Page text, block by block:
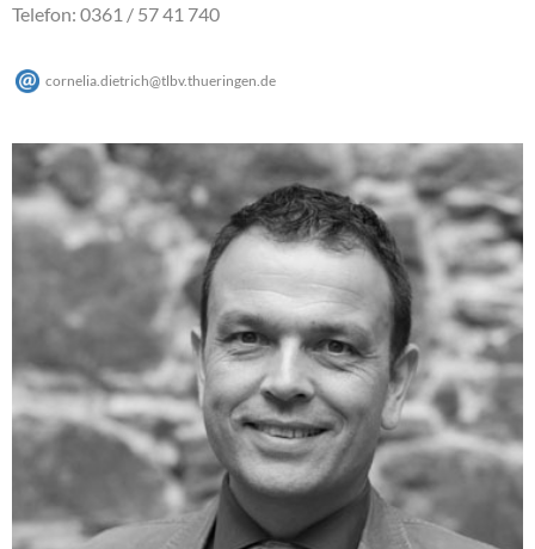
Telefon: 0361 / 57 41 740
cornelia.dietrich@tlbv.thueringen de